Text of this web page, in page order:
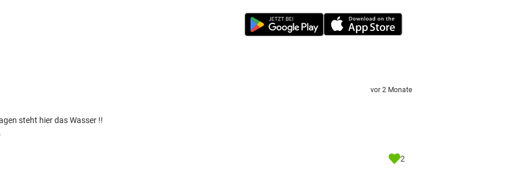
steht hier das Wasser !!
vor 2 Monate
2